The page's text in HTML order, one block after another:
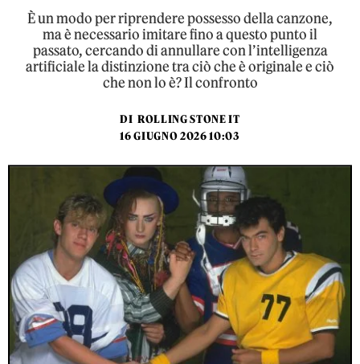
È un modo per riprendere possesso della canzone,
ma è necessario imitare fino a questo punto il
passato, cercando di annullare con l’intelligenza
artificiale la distinzione tra ciò che è originale e ciò
che non lo è? Il confronto
DI ROLLING STONE IT
16 GIUGNO 2026 10:03